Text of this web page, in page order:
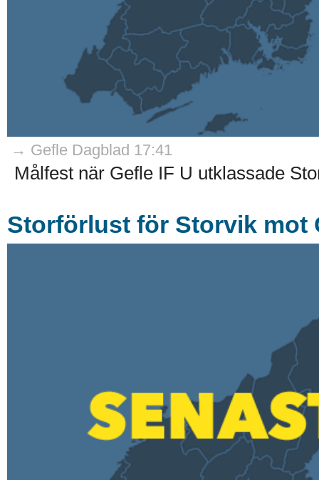
→ Gefle Dagblad 17:41
Målfest när Gefle IF U utklassade
Storförlust för Storvik mot